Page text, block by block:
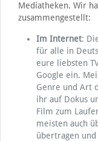
Mediatheken. Wir
zusammengestellt:
Im Internet:
für alle in
eure liebsten
Google ein.
Genre und Art
ihr auf Dokus
Film zum
meisten auch
übertragen